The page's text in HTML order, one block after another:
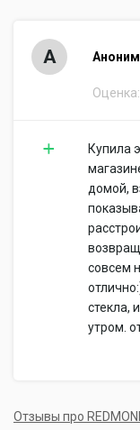
А Аноним
Оценка:
Купила
домой,
совсем
стекла,
утром.
Отзывы про